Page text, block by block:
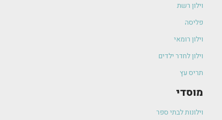
וילון רשת
פליסה
וילון רומאי
וילון לחדר ילדים
תריס עץ
מוסדי
וילונות לבתי ספר